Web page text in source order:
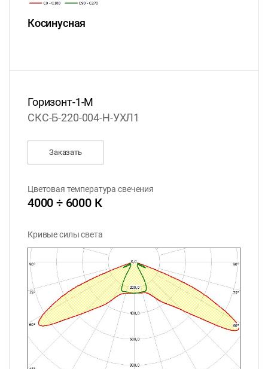
Косинусная
Горизонт-1-М
СКС-Б-220-004-H-УХЛ1
Заказать
Цветовая температура свечения
4000 ÷ 6000 К
Кривые силы света